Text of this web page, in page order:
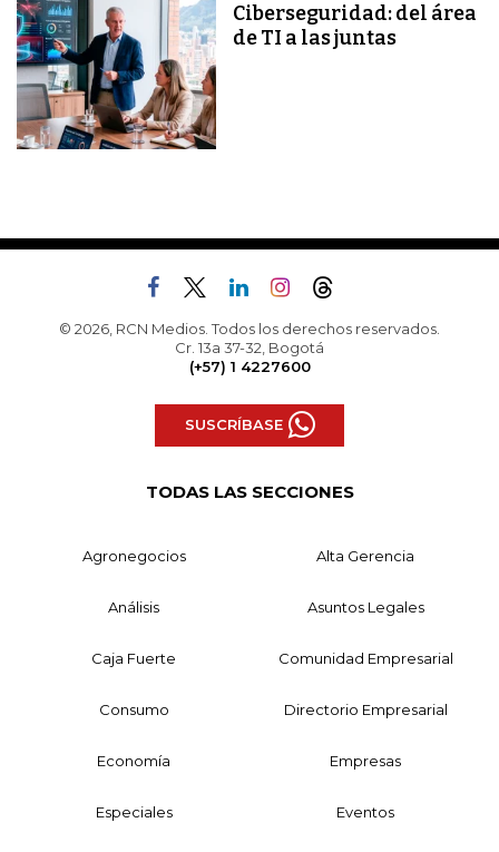
Ciberseguridad: del área
de TI a las juntas
© 2026, RCN Medios. Todos los derechos reservados.
Cr. 13a 37-32, Bogotá
(+57) 1 4227600
SUSCRÍBASE
TODAS LAS SECCIONES
Agronegocios Alta Gerencia
Análisis Asuntos Legales
Caja Fuerte Comunidad Empresarial
Consumo Directorio Empresarial
Economía Empresas
Especiales Eventos